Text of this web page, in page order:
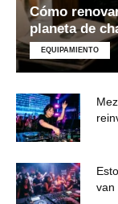
Cómo
planeta de
EQUIPAMIENTO
van